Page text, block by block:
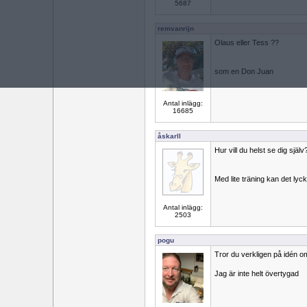
5687
remvanrijn
Antal inlägg:
16685
Olaus eller Tess ??
som en Don Juan
åskarll
Antal inlägg:
2503
Hur vill du helst se dig
Med lite träning kan det
pogu
Tror du verkligen på idén
Jag är inte helt övertygad